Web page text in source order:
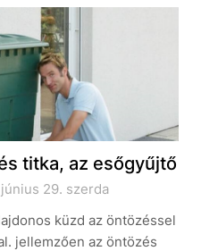
titka, az esőgyűjtő
29. szerda
küzd az öntözéssel
jellemzően az öntözés